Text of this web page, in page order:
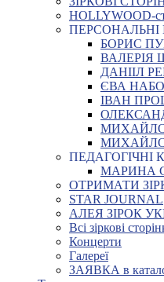
HOLLYWOOD-
ПЕРСОНАЛЬНІ
БОРИС
ВАЛЕРІЯ
ДАНІІЛ
ЄВА
ІВАН
ПЕДАГОГІЧНІ
МАРИНА
ОТРИМАТИ
STAR JOURNAL
АЛЕЯ ЗІРОК
Всі зіркові
Концерти
Галереї
ЗАЯВКА в